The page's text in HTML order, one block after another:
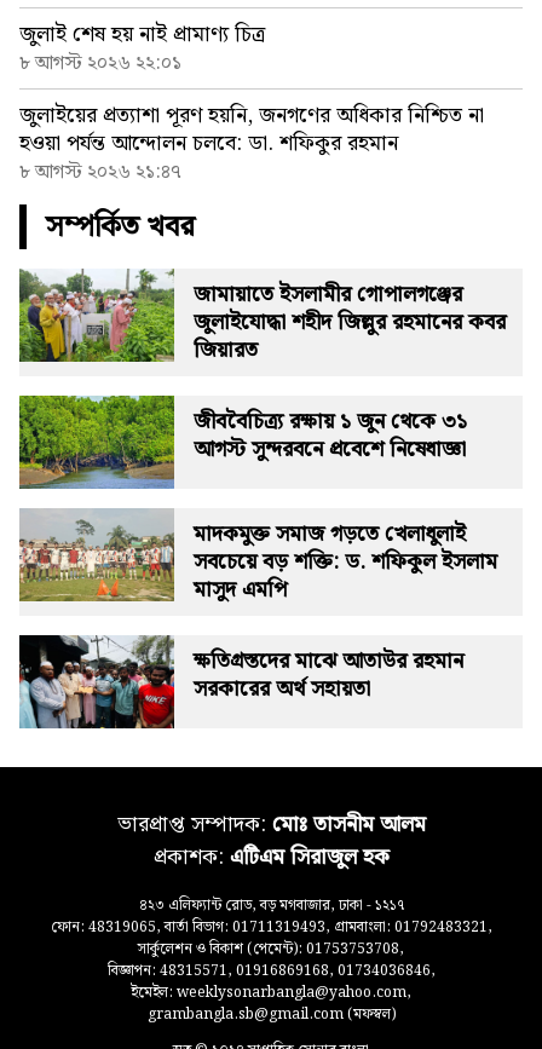
জুলাই শেষ হয় নাই প্রামাণ্য চিত্র
৮ আগস্ট ২০২৬ ২২:০১
জুলাইয়ের প্রত্যাশা পূরণ হয়নি, জনগণের অধিকার নিশ্চিত না
হওয়া পর্যন্ত আন্দোলন চলবে: ডা. শফিকুর রহমান
৮ আগস্ট ২০২৬ ২১:৪৭
সম্পর্কিত খবর
জামায়াতে ইসলামীর গোপালগঞ্জের
জুলাইযোদ্ধা শহীদ জিল্লুর রহমানের কবর
জিয়ারত
জীববৈচিত্র্য রক্ষায় ১ জুন থেকে ৩১
আগস্ট সুন্দরবনে প্রবেশে নিষেধাজ্ঞা
মাদকমুক্ত সমাজ গড়তে খেলাধুলাই
সবচেয়ে বড় শক্তি: ড. শফিকুল ইসলাম
মাসুদ এমপি
ক্ষতিগ্রস্তদের মাঝে আতাউর রহমান
সরকারের অর্থ সহায়তা
ভারপ্রাপ্ত সম্পাদক: মোঃ তাসনীম আলম
প্রকাশক: এটিএম সিরাজুল হক
৪২৩ এলিফ্যান্ট রোড, বড় মগবাজার, ঢাকা - ১২১৭
ফোন: 48319065, বার্তা বিভাগ: 01711319493, গ্রামবাংলা: 01792483321,
সার্কুলেশন ও বিকাশ (পেমেন্ট): 01753753708,
বিজ্ঞাপন: 48315571, 01916869168, 01734036846,
ইমেইল: weeklysonarbangla@yahoo.com,
grambangla.sb@gmail.com (মফস্বল)